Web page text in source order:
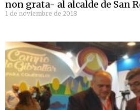
non grata- al alcalde de San
1 de noviembre de 2018